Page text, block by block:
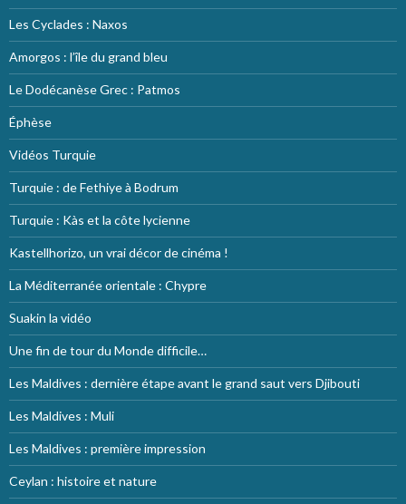
Les Cyclades : Naxos
Amorgos : l’île du grand bleu
Le Dodécanèse Grec : Patmos
Éphèse
Vidéos Turquie
Turquie : de Fethiye à Bodrum
Turquie : Kàs et la côte lycienne
Kastellhorizo, un vrai décor de cinéma !
La Méditerranée orientale : Chypre
Suakin la vidéo
Une fin de tour du Monde difficile…
Les Maldives : dernière étape avant le grand saut vers Djibouti
Les Maldives : Muli
Les Maldives : première impression
Ceylan : histoire et nature